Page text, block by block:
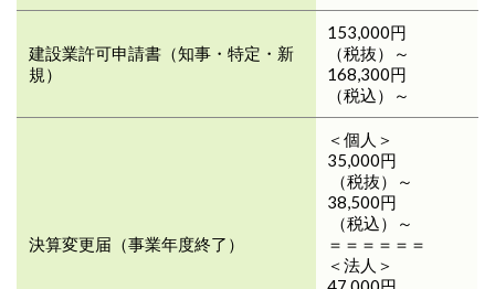
建設業許可申請書（知事・特定・新
規）
153,000円
（税抜）～
168,300円
（税込）～
決算変更届（事業年度終了）
＜個人＞
35,000円
（税抜）～
38,500円
（税込）～
＝＝＝＝＝＝
＜法人＞